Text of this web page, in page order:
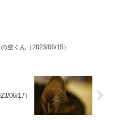
空くん（2023/06/15）
06/17）